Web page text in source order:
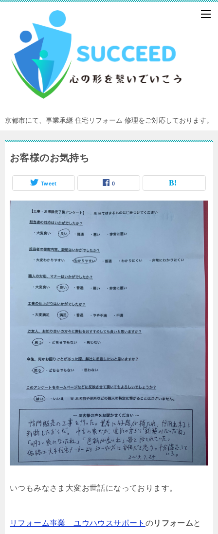
京都市にて、事業承継 住宅リフォーム 修理をご対応しております。
お客様のお気持ち
Tweet 0
いつもみなさま大変お世話になっております。
リフォーム事業 ユウハウスサポート のリフォームと